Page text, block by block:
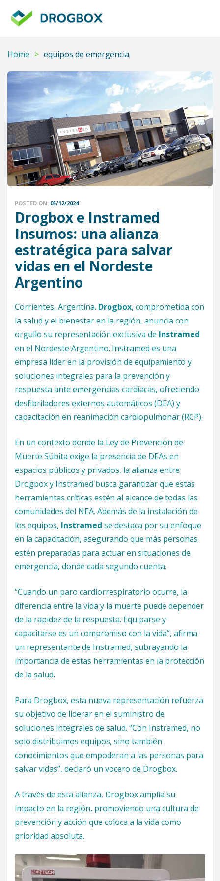
Home > equipos de emergencia
POSTED ON: 05/12/2024
Drogbox e Instramed
Insumos: una alianza
estratégica para salvar
vidas en el Nordeste
Argentino
Corrientes, Argentina. Drogbox, comprometida con
la salud y el bienestar en la región, anuncia con
orgullo su representación exclusiva de Instramed
en el Nordeste Argentino. Instramed es una
empresa líder en la provisión de equipamiento y
soluciones integrales para la prevención y
respuesta ante emergencias cardíacas, ofreciendo
desfibriladores externos automáticos (DEA) y
capacitación en reanimación cardiopulmonar (RCP).
En un contexto donde la Ley de Prevención de
Muerte Súbita exige la presencia de DEAs en
espacios públicos y privados, la alianza entre
Drogbox y Instramed busca garantizar que estas
herramientas críticas estén al alcance de todas las
comunidades del NEA. Además de la instalación de
los equipos, Instramed se destaca por su enfoque
en la capacitación, asegurando que más personas
estén preparadas para actuar en situaciones de
emergencia, donde cada segundo cuenta.
“Cuando un paro cardiorrespiratorio ocurre, la
diferencia entre la vida y la muerte puede depender
de la rapidez de la respuesta. Equiparse y
capacitarse es un compromiso con la vida”, afirma
un representante de Instramed, subrayando la
importancia de estas herramientas en la protección
de la salud.
Para Drogbox, esta nueva representación refuerza
su objetivo de liderar en el suministro de
soluciones integrales de salud. “Con Instramed, no
solo distribuimos equipos, sino también
conocimientos que empoderan a las personas para
salvar vidas”, declaró un vocero de Drogbox.
A través de esta alianza, Drogbox amplía su
impacto en la región, promoviendo una cultura de
prevención y acción que coloca a la vida como
prioridad absoluta.